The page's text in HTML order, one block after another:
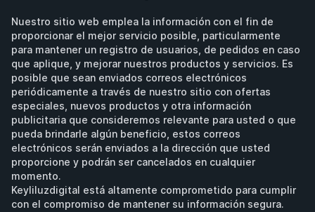
Nuestro sitio web emplea la información con el fin de
proporcionar el mejor servicio posible, particularmente
para mantener un registro de usuarios, de pedidos en caso
que aplique, y mejorar nuestros productos y servicios. Es
posible que sean enviados correos electrónicos
periódicamente a través de nuestro sitio con ofertas
especiales, nuevos productos y otra información
publicitaria que consideremos relevante para usted o que
pueda brindarle algún beneficio, estos correos
electrónicos serán enviados a la dirección que usted
proporcione y podrán ser cancelados en cualquier
momento.
Keyliluzdigital está altamente comprometido para cumplir
con el compromiso de mantener su información segura.